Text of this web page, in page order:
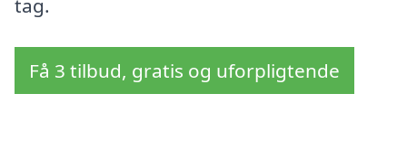
tag.
Få 3 tilbud, gratis og uforpligtende